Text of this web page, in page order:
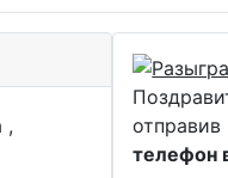
,
отправив
телефон